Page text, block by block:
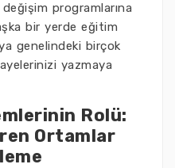
değişim programlarına
bir yerde eğitim
genelindeki birçok
yazmaya
Rolü:
Ortamlar